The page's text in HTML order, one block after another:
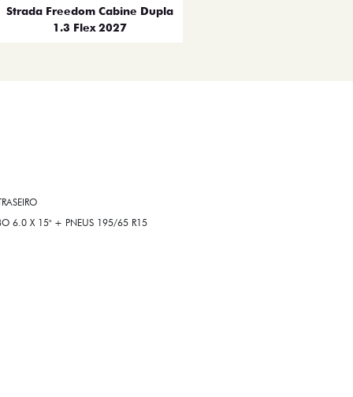
Strada Freedom Cabine Dupla
1.3 Flex 2027
6.0 X 15" + PNEUS 195/65 R15